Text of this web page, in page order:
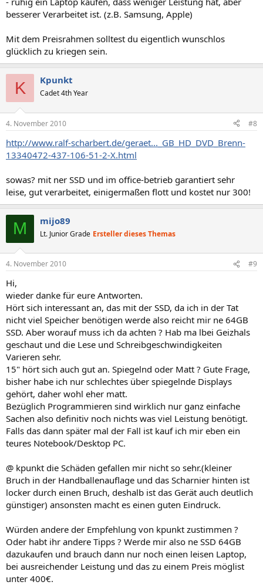
besserer Verarbeitet ist. (z.B. Samsung, Apple)
Mit dem Preisrahmen solltest du eigentlich wunschlos
glücklich zu kriegen sein.
K Kpunkt
Cadet 4th Year
4. November 2010 #8
http://www.ralf-scharbert.de/geraet..._GB_HD_DVD_Brenn-
13340472-437-106-51-2-X.html
sowas? mit ner SSD und im office-betrieb garantiert sehr
leise, gut verarbeitet, einigermaßen flott und kostet nur 300!
M mijo89
Lt. Junior Grade Ersteller dieses Themas
4. November 2010 #9
Hi,
wieder danke für eure Antworten.
Hört sich interessant an, das mit der SSD, da ich in der Tat
nicht viel Speicher benötigen werde also reicht mir ne 64GB
SSD. Aber worauf muss ich da achten ? Hab ma lbei Geizhals
geschaut und die Lese und Schreibgeschwindigkeiten
Varieren sehr.
15" hört sich auch gut an. Spiegelnd oder Matt ? Gute Frage,
bisher habe ich nur schlechtes über spiegelnde Displays
gehört, daher wohl eher matt.
Bezüglich Programmieren sind wirklich nur ganz einfache
Sachen also definitiv noch nichts was viel Leistung benötigt.
Falls das dann später mal der Fall ist kauf ich mir eben ein
teures Notebook/Desktop PC.
@ kpunkt die Schäden gefallen mir nicht so sehr.(kleiner
Bruch in der Handballenauflage und das Scharnier hinten ist
locker durch einen Bruch, deshalb ist das Gerät auch deutlich
günstiger) ansonsten macht es einen guten Eindruck.
Würden andere der Empfehlung von kpunkt zustimmen ?
Oder habt ihr andere Tipps ? Werde mir also ne SSD 64GB
dazukaufen und brauch dann nur noch einen leisen Laptop,
bei ausreichender Leistung und das zu einem Preis möglist
unter 400€.